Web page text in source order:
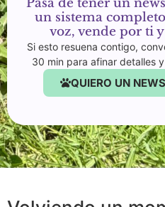
Pasa de tener un
un sistema
voz, vende por ti
Si esto resuena contigo,
30 min para afinar detalles
QUIERO UN